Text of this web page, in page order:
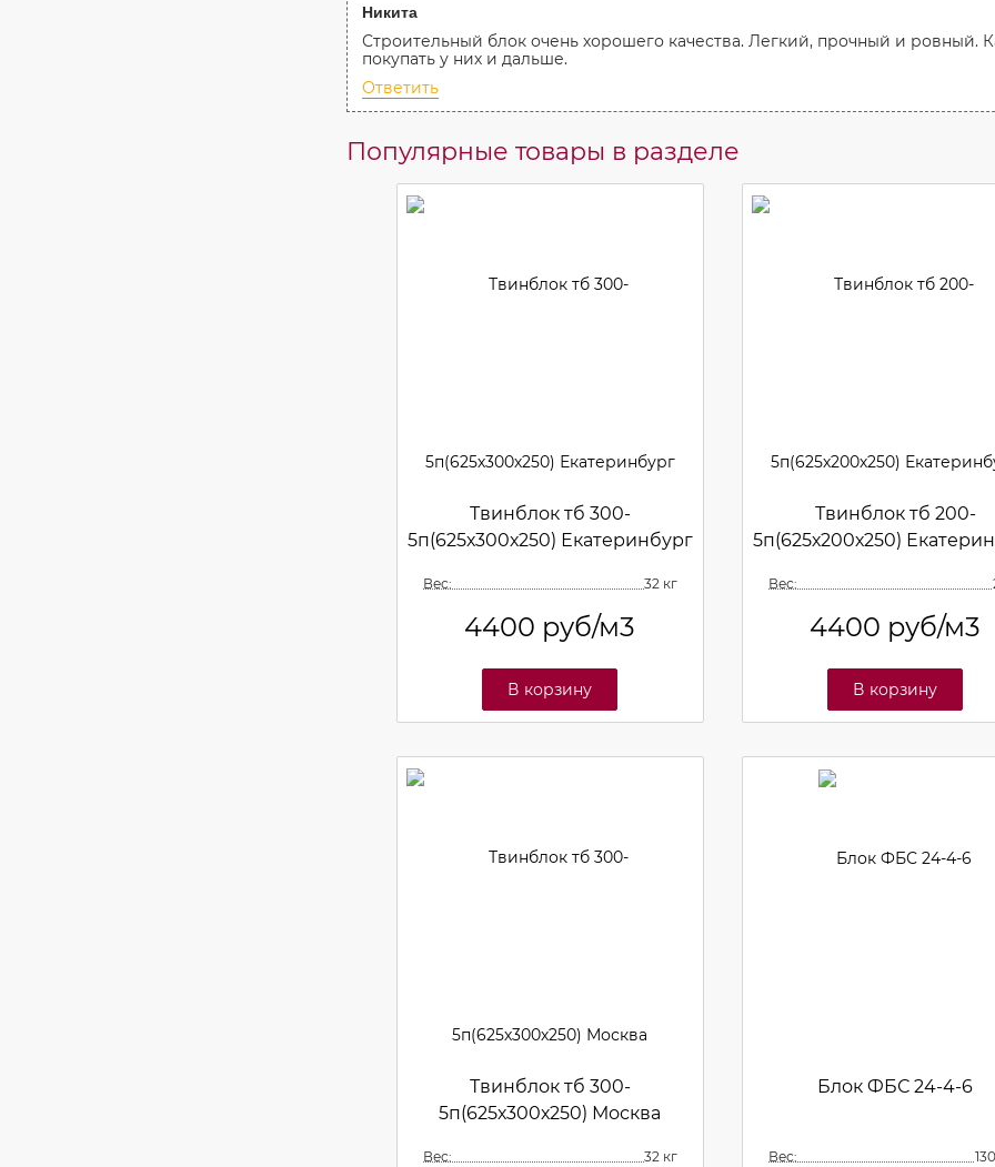
Никита
Строительный блок очень хорошего качества. Легкий, прочный и ровный.
покупать у них и дальше.
Ответить
Популярные товары в разделе
Твинблок тб 300-
5п(625х300х250) Екатеринбург
Вес: 32 кг
4400 руб/м3
В корзину
Твинблок тб 200-
5п(625х200х250)
Вес:
4400 руб/м3
В корзину
Твинблок тб 300-
5п(625х300х250) Москва
Вес: 32 кг
Блок ФБС 24-4-6
Вес: